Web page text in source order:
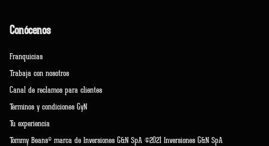
Conócenos
Franquicias
Trabaja con nosotros
Canal de reclamos para clientes
Terminos y condiciones GyN
Tu experiencia
Tommy Beans® marca de Inversiones G&N SpA ©2021 Inversiones G&N SpA